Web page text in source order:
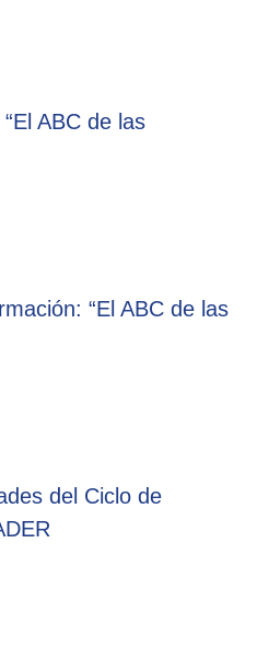
ABC de las
“El ABC de las
del Ciclo de